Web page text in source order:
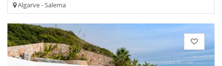
Algarve - Salema